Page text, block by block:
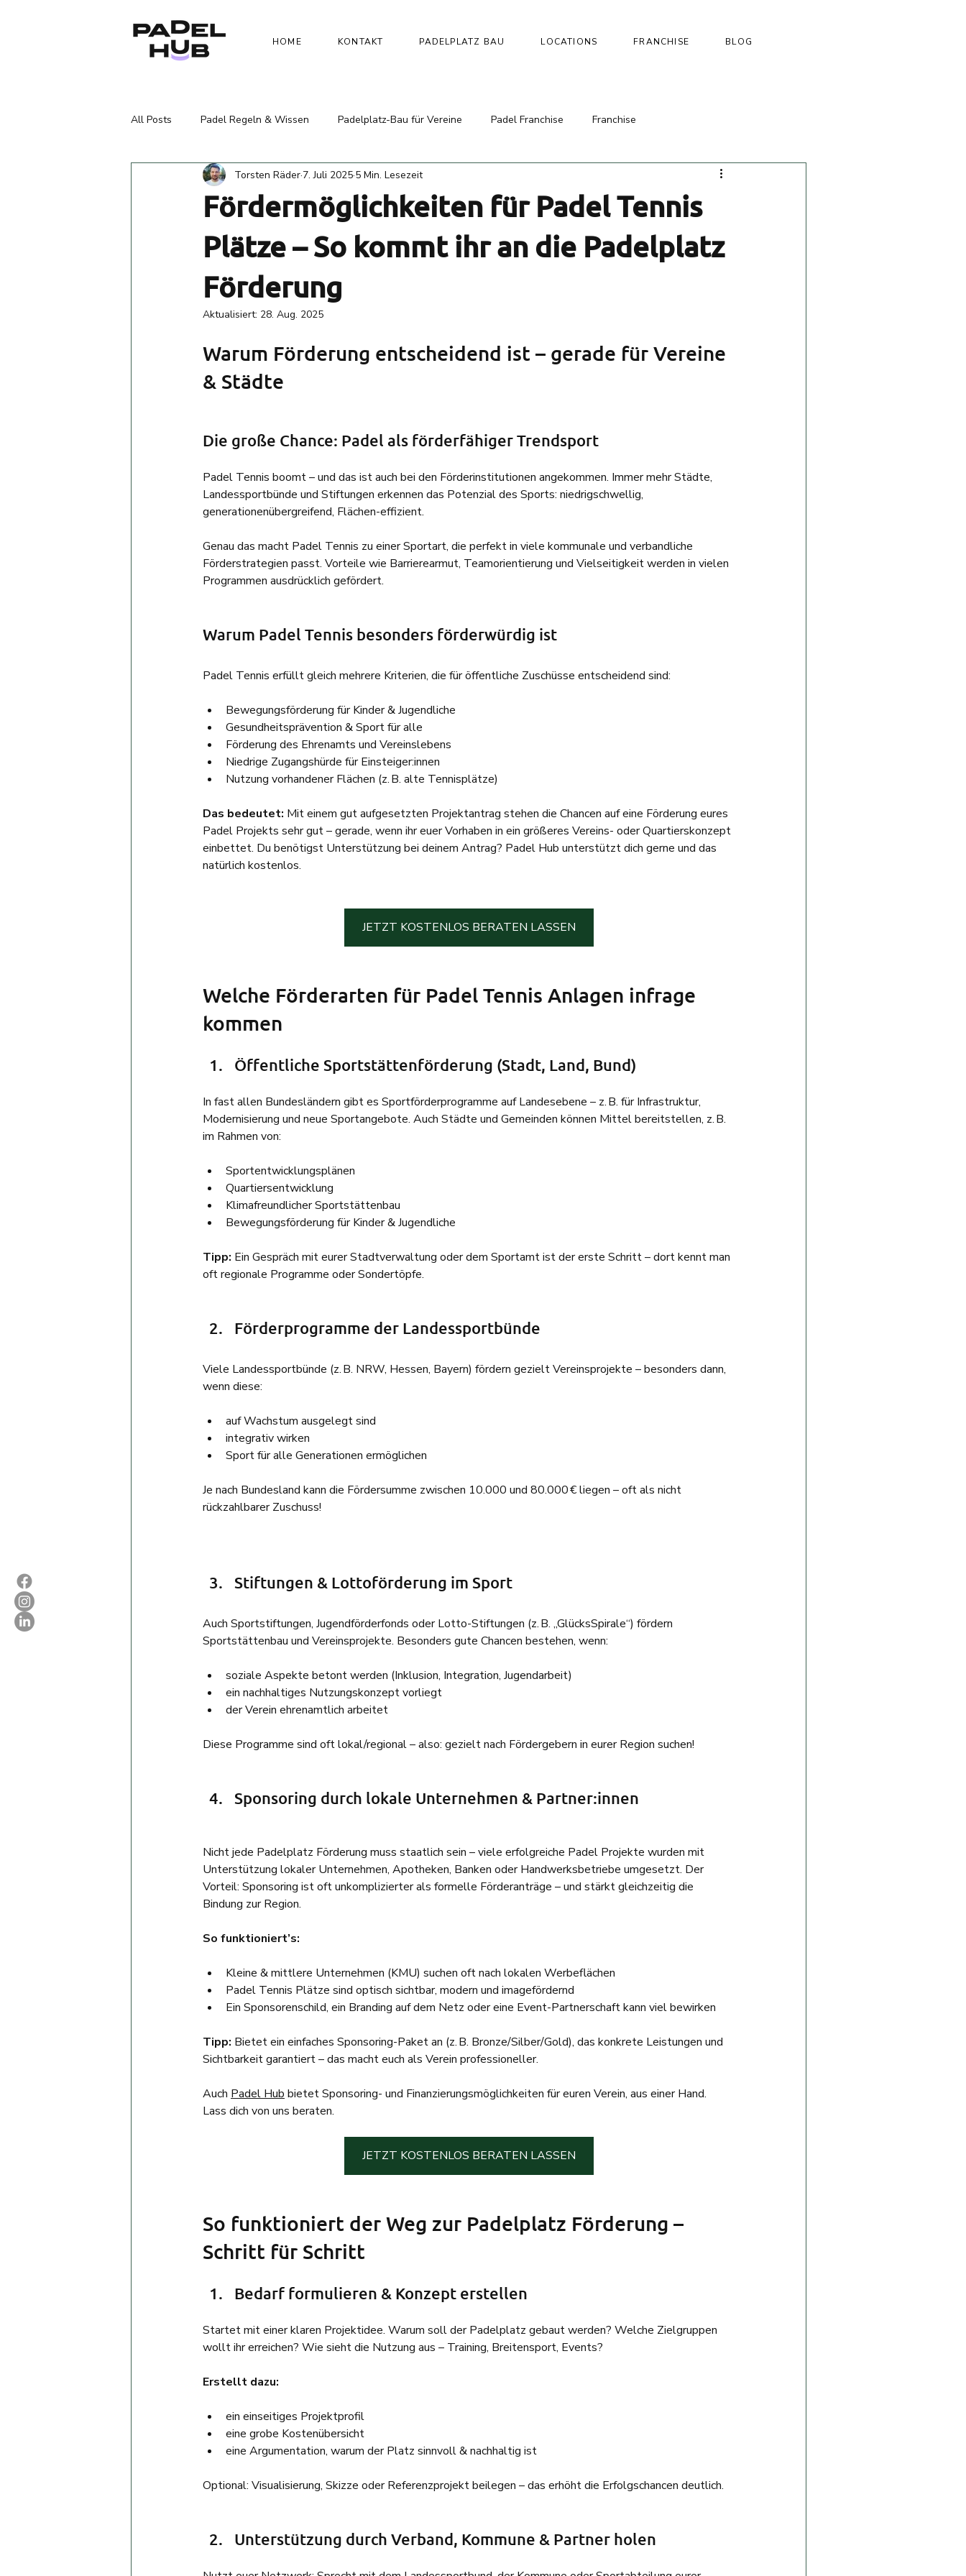
HOME KONTAKT PADELPLATZ BAU LOCATIONS FRANCHISE BLOG
All Posts Padel Regeln & Wissen Padelplatz-Bau für Vereine Padel Franchise Franchise
Fördermöglichkeiten für Padel Tennis
Plätze – So kommt ihr an die Padelplatz
Förderung
Torsten Räder 7. Juli 2025 5 Min. Lesezeit
Aktualisiert: 28. Aug. 2025
Warum Förderung entscheidend ist – gerade für Vereine
& Städte
Die große Chance: Padel als förderfähiger Trendsport
Padel Tennis boomt – und das ist auch bei den Förderinstitutionen angekommen. Immer mehr Städte,
Landessportbünde und Stiftungen erkennen das Potenzial des Sports: niedrigschwellig,
generationenübergreifend, Flächen-effizient.
Genau das macht Padel Tennis zu einer Sportart, die perfekt in viele kommunale und verbandliche
Förderstrategien passt. Vorteile wie Barrierearmut, Teamorientierung und Vielseitigkeit werden in vielen
Programmen ausdrücklich gefördert.
Warum Padel Tennis besonders förderwürdig ist
Padel Tennis erfüllt gleich mehrere Kriterien, die für öffentliche Zuschüsse entscheidend sind:
Bewegungsförderung für Kinder & Jugendliche
Gesundheitsprävention & Sport für alle
Förderung des Ehrenamts und Vereinslebens
Niedrige Zugangshürde für Einsteiger:innen
Nutzung vorhandener Flächen (z. B. alte Tennisplätze)
Das bedeutet: Mit einem gut aufgesetzten Projektantrag stehen die Chancen auf eine Förderung eures
Padel Projekts sehr gut – gerade, wenn ihr euer Vorhaben in ein größeres Vereins- oder Quartierskonzept
einbettet. Du benötigst Unterstützung bei deinem Antrag? Padel Hub unterstützt dich gerne und das
natürlich kostenlos.
JETZT KOSTENLOS BERATEN LASSEN
Welche Förderarten für Padel Tennis Anlagen infrage
kommen
Öffentliche Sportstättenförderung (Stadt, Land, Bund)
In fast allen Bundesländern gibt es Sportförderprogramme auf Landesebene – z. B. für Infrastruktur,
Modernisierung und neue Sportangebote. Auch Städte und Gemeinden können Mittel bereitstellen, z. B.
im Rahmen von:
Sportentwicklungsplänen
Quartiersentwicklung
Klimafreundlicher Sportstättenbau
Bewegungsförderung für Kinder & Jugendliche
Tipp: Ein Gespräch mit eurer Stadtverwaltung oder dem Sportamt ist der erste Schritt – dort kennt man
oft regionale Programme oder Sondertöpfe.
Förderprogramme der Landessportbünde
Viele Landessportbünde (z. B. NRW, Hessen, Bayern) fördern gezielt Vereinsprojekte – besonders dann,
wenn diese:
auf Wachstum ausgelegt sind
integrativ wirken
Sport für alle Generationen ermöglichen
Je nach Bundesland kann die Fördersumme zwischen 10.000 und 80.000 € liegen – oft als nicht
rückzahlbarer Zuschuss!
Stiftungen & Lottoförderung im Sport
Auch Sportstiftungen, Jugendförderfonds oder Lotto-Stiftungen (z. B. „GlücksSpirale“) fördern
Sportstättenbau und Vereinsprojekte. Besonders gute Chancen bestehen, wenn:
soziale Aspekte betont werden (Inklusion, Integration, Jugendarbeit)
ein nachhaltiges Nutzungskonzept vorliegt
der Verein ehrenamtlich arbeitet
Diese Programme sind oft lokal/regional – also: gezielt nach Fördergebern in eurer Region suchen!
Sponsoring durch lokale Unternehmen & Partner:innen
Nicht jede Padelplatz Förderung muss staatlich sein – viele erfolgreiche Padel Projekte wurden mit
Unterstützung lokaler Unternehmen, Apotheken, Banken oder Handwerksbetriebe umgesetzt. Der
Vorteil: Sponsoring ist oft unkomplizierter als formelle Förderanträge – und stärkt gleichzeitig die
Bindung zur Region.
So funktioniert’s:
Kleine & mittlere Unternehmen (KMU) suchen oft nach lokalen Werbeflächen
Padel Tennis Plätze sind optisch sichtbar, modern und imagefördernd
Ein Sponsorenschild, ein Branding auf dem Netz oder eine Event-Partnerschaft kann viel bewirken
Tipp: Bietet ein einfaches Sponsoring-Paket an (z. B. Bronze/Silber/Gold), das konkrete Leistungen und
Sichtbarkeit garantiert – das macht euch als Verein professioneller.
Auch Padel Hub bietet Sponsoring- und Finanzierungsmöglichkeiten für euren Verein, aus einer Hand.
Lass dich von uns beraten.
JETZT KOSTENLOS BERATEN LASSEN
So funktioniert der Weg zur Padelplatz Förderung –
Schritt für Schritt
Bedarf formulieren & Konzept erstellen
Startet mit einer klaren Projektidee. Warum soll der Padelplatz gebaut werden? Welche Zielgruppen
wollt ihr erreichen? Wie sieht die Nutzung aus – Training, Breitensport, Events?
Erstellt dazu:
ein einseitiges Projektprofil
eine grobe Kostenübersicht
eine Argumentation, warum der Platz sinnvoll & nachhaltig ist
Optional: Visualisierung, Skizze oder Referenzprojekt beilegen – das erhöht die Erfolgschancen deutlich.
Unterstützung durch Verband, Kommune & Partner holen